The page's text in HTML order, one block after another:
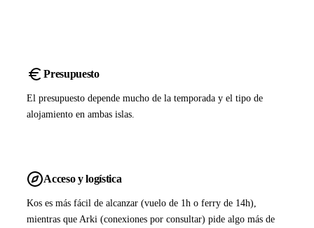
Presupuesto
El presupuesto depende mucho de la temporada y el tipo de
alojamiento en ambas islas.
Acceso y logística
Kos es más fácil de alcanzar (vuelo de 1h o ferry de 14h),
mientras que Arki (conexiones por consultar) pide algo más de